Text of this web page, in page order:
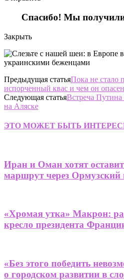
Спасибо! Мы
Закрыть
Предыдущая статьяПока не стало
испорченный квас и чем он опасен
Следующая статьяВстреча
на Аляске
ЭТО МОЖЕТ БЫТЬ
Иран и Оман хотят
маршрут через Ормузский
«Хромая утка» Макрон:
кресло президента
«Без этого победить
о городском развитии в